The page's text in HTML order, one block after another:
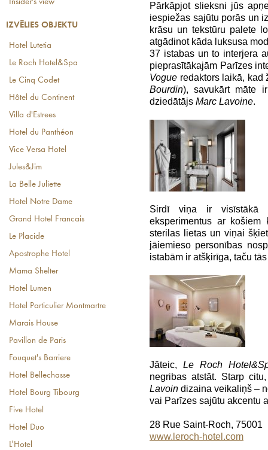
Insider's view
IZVĒLIES OBJEKTU
Hotel Lutetia
Le Roch Hotel&Spa
Le Cinq Codet
Hôtel du Continent
Villa d'Estrees
Hotel du Panthéon
Vice Versa Hotel
Jules&Jim
La Belle Juliette
Hotel Notre Dame
Grand Hotel Francais
Le Placide
Apostrophe Hotel
Mama Shelter
Hotel Lumen
Hotel Particulier Montmartre
Marais House
Pavillon de Paris
Fouquet's Barriere
Hotel Bellechasse
Hotel Bourg Tibourg
Five Hotel
Hotel Duo
L’Hotel
Pārkāpjot slieksni jūs
iespiežas sajūtu porās un
krāsu un tekstūru palete
atgādinot kāda luksusa
37 istabas un to interjera
pieprasītākajām Parīzes
Vogue redaktors laikā, kad
Bourdin), savukārt māte
dziedātājs Marc Lavoine.
Sirdī viņa ir visīstākā
eksperimentus ar košiem
sterilas lietas un viņai
jāiemieso personības
istabām ir atšķirīga, taču
Jāteic, Le Roch
negribas atstāt. Starp
Lavoin dizaina veikaliņš –
vai Parīzes sajūtu akcentu
28 Rue Saint-Roch, 75001
www.leroch-hotel.com